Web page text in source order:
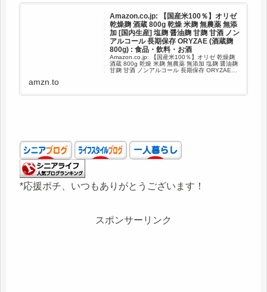
Amazon.co.jp: 【国産米100％】オリゼ
乾燥麹 酒蔵 800g 乾燥 米麹 無農薬 無添
加 [国内生産] 塩麹 醤油麹 甘麹 甘酒 ノン
アルコール 長期保存 ORYZAE (酒蔵麹
800g) : 食品・飲料・お酒
Amazon.co.jp: 【国産米100％】オリゼ 乾燥麹
酒蔵 800g 乾燥 米麹 無農薬 無添加 塩麹 醤油麹
甘麹 甘酒 ノンアルコール 長期保存 ORYZAE
amzn.to
*応援ポチ、いつもありがとうございます！
スポンサーリンク